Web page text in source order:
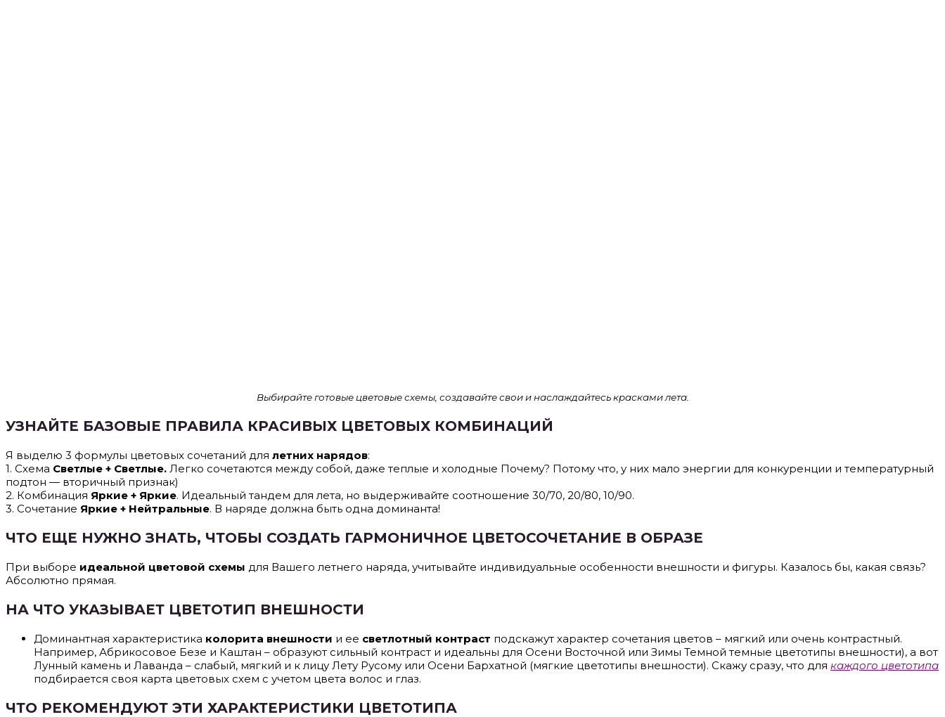
Выбирайте готовые цветовые схемы, создавайте свои и наслаждайтесь красками лета.
УЗНАЙТЕ БАЗОВЫЕ ПРАВИЛА КРАСИВЫХ ЦВЕТОВЫХ КОМБИНАЦИЙ
Я выделю 3 формулы цветовых сочетаний для летних нарядов:
1. Схема Светлые + Светлые. Легко сочетаются между собой, даже теплые и холодные Почему? Потому что, у них мало энергии для конкуренции и температурный
подтон — вторичный признак)
2. Комбинация Яркие + Яркие. Идеальный тандем для лета, но выдерживайте соотношение 30/70, 20/80, 10/90.
3. Сочетание Яркие + Нейтральные. В наряде должна быть одна доминанта!
ЧТО ЕЩЕ НУЖНО ЗНАТЬ, ЧТОБЫ СОЗДАТЬ ГАРМОНИЧНОЕ ЦВЕТОСОЧЕТАНИЕ В ОБРАЗЕ
При выборе идеальной цветовой схемы для Вашего летнего наряда, учитывайте индивидуальные особенности внешности и фигуры. Казалось бы, какая связь?
Абсолютно прямая.
НА ЧТО УКАЗЫВАЕТ ЦВЕТОТИП ВНЕШНОСТИ
Доминантная характеристика колорита внешности и ее светлотный контраст подскажут характер сочетания цветов – мягкий или очень контрастный.
Например, Абрикосовое Безе и Каштан – образуют сильный контраст и идеальны для Осени Восточной или Зимы Темной темные цветотипы внешности), а вот
Лунный камень и Лаванда – слабый, мягкий и к лицу Лету Русому или Осени Бархатной (мягкие цветотипы внешности). Скажу сразу, что для каждого цветотипа
подбирается своя карта цветовых схем с учетом цвета волос и глаз.
ЧТО РЕКОМЕНДУЮТ ЭТИ ХАРАКТЕРИСТИКИ ЦВЕТОТИПА